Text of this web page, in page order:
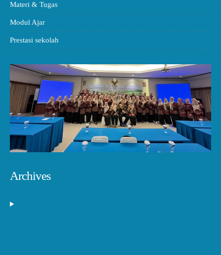
Materi & Tugas
Modul Ajar
Prestasi sekolah
Archives